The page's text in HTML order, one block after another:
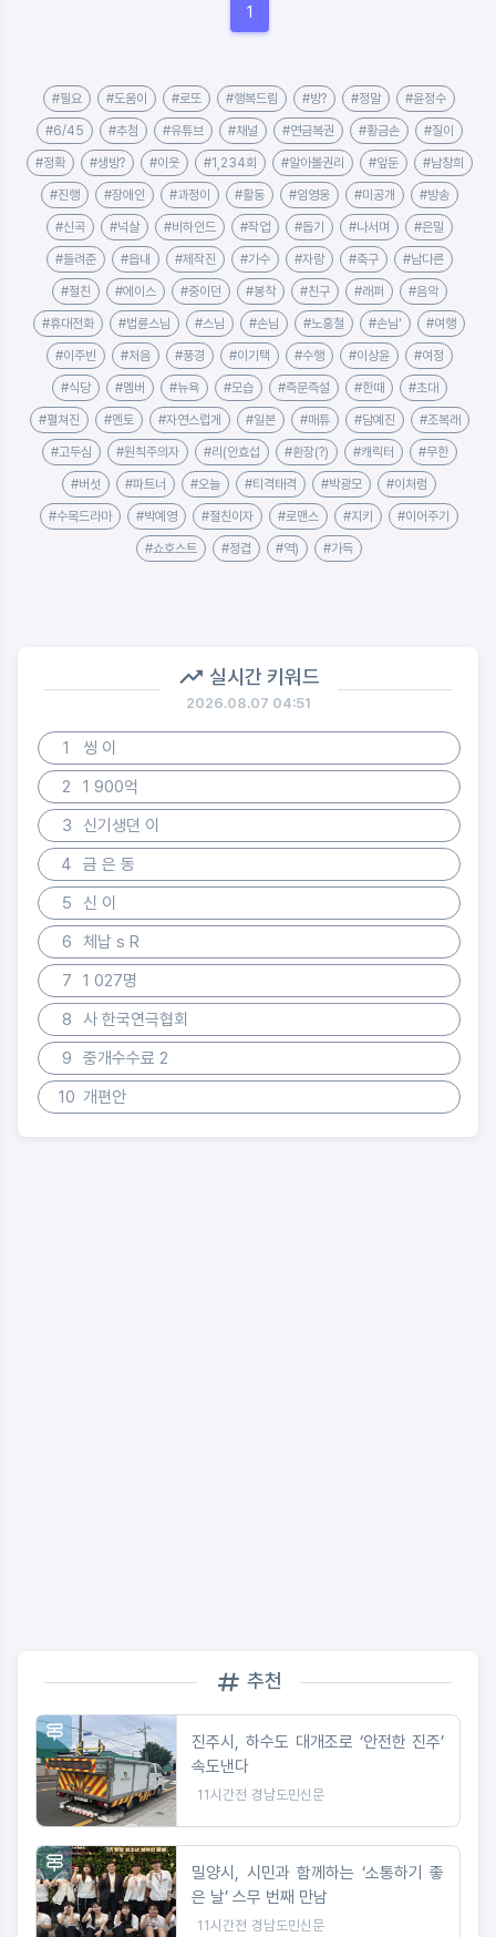
1
#필요 #도움이 #로또 #행복드림 #방? #정말 #윤정수
#6/45 #추첨 #유튜브 #채널 #연금복권 #황금손 #질이
#정확 #생방? #이웃 #1,234회 #알아볼권리 #앞둔 #남창희
#진행 #장애인 #과정이 #활동 #임영웅 #미공개 #방송
#신곡 #넉살 #비하인드 #작업 #돕기 #나서며 #은밀
#들려준 #읍내 #제작진 #가수 #자랑 #축구 #남다른
#절친 #에이스 #중이던 #봉착 #친구 #래퍼 #음악
#휴대전화 #법륜스님 #스님 #손님 #노홍철 #손님' #여행
#이주빈 #처음 #풍경 #이기택 #수행 #이상윤 #여정
#식당 #멤버 #뉴욕 #모습 #즉문즉설 #한때 #초대
#펼쳐진 #멘토 #자연스럽게 #일본 #매튜 #담예진 #조복래
#고두심 #원칙주의자 #리(안효섭 #환장(?) #캐릭터 #무한
#버섯 #파트너 #오늘 #티격태격 #박광모 #이처럼
#수목드라마 #박예영 #절친이자 #로맨스 #지키 #이어주기
#쇼호스트 #정겹 #역) #가득
실시간 키워드
2026.08.07 04:51
1
씽 이
2
1 900억
3
신기생뎐 이
4
금 은 동
5
신 이
6
체납 s R
7
1 027명
8
사 한국연극협회
9
중개수수료 2
10 개편안
추천
진주시, 하수도 대개조로 ‘안전한 진주’
속도낸다
11시간전 경남도민신문
밀양시, 시민과 함께하는 ‘소통하기 좋
은 날’ 스무 번째 만남
11시간전 경남도민신문